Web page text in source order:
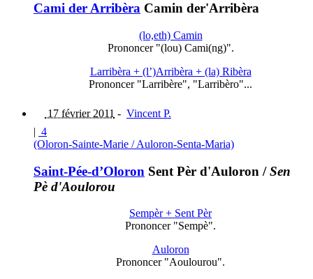
Cami der Arribèra Camin der'Arribèra
(lo,eth) Camin
Prononcer "(lou) Cami(ng)".
Larribèra + (l’)Arribèra + (la) Ribèra
Prononcer "Larribère", "Larribèro"...
17 février 2011 - Vincent P.
| 4
(Oloron-Sainte-Marie / Auloron-Senta-Maria)
Saint-Pée-d’Oloron Sent Pèr d'Auloron /Sen
Pè d'Aoulorou
Sempèr + Sent Pèr
Prononcer "Sempè".
Auloron
Prononcer "Aoulourou".